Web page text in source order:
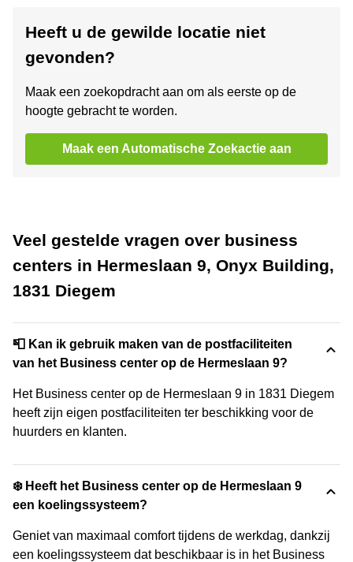
Heeft u de gewilde locatie niet
gevonden?
Maak een zoekopdracht aan om als eerste op de
hoogte gebracht te worden.
Maak een Automatische Zoekactie aan
Veel gestelde vragen over business
centers in Hermeslaan 9, Onyx Building,
1831 Diegem
📮 Kan ik gebruik maken van de postfaciliteiten
van het Business center op de Hermeslaan 9?
Het Business center op de Hermeslaan 9 in 1831 Diegem
heeft zijn eigen postfaciliteiten ter beschikking voor de
huurders en klanten.
❄️ Heeft het Business center op de Hermeslaan 9
een koelingssysteem?
Geniet van maximaal comfort tijdens de werkdag, dankzij
een koelingssysteem dat beschikbaar is in het Business